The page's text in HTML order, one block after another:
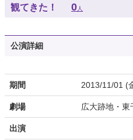
観てきた！ 0人
公演詳細
期間 2013/11/01 (
劇場 広大跡地・東
出演